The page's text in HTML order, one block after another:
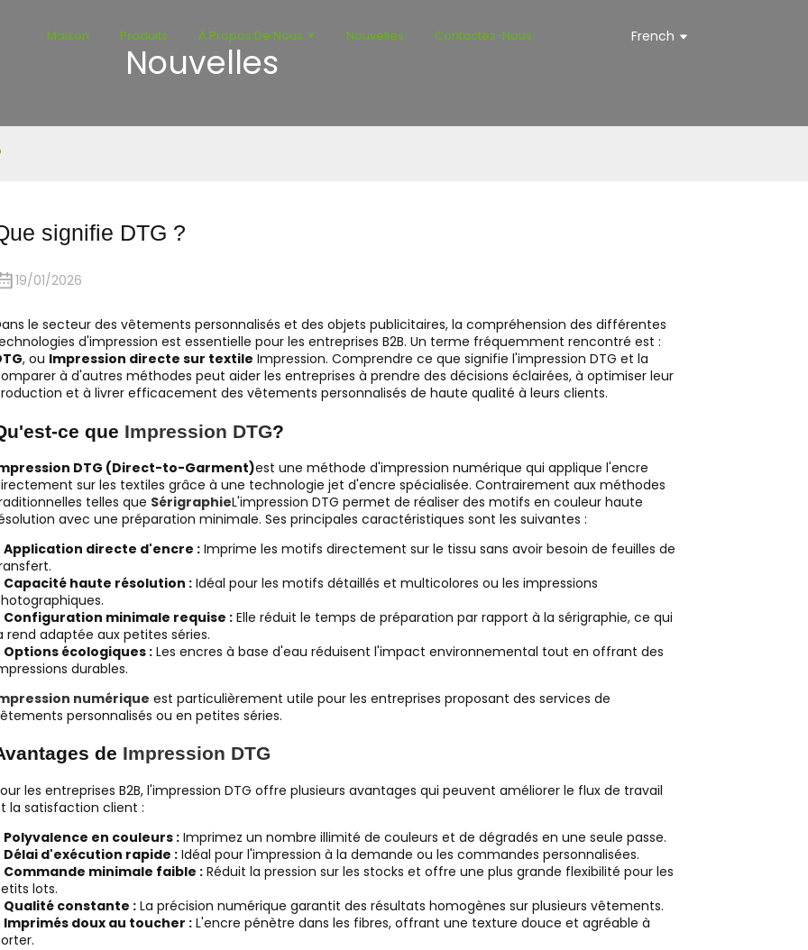
Maison Produits À Propos De Nous Nouvelles Contactez-Nous French
Nouvelles
signifie DTG ?
19/01/2026
le secteur des vêtements personnalisés et des objets publicitaires, la compréhension des différentes
d'impression est essentielle pour les entreprises B2B. Un terme fréquemment rencontré est :
, ou Impression directe sur textile Impression. Comprendre ce que signifie l'impression DTG et la
à d'autres méthodes peut aider les entreprises à prendre des décisions éclairées, à optimiser leur
et à livrer efficacement des vêtements personnalisés de haute qualité à leurs clients.
ce que Impression DTG?
DTG (Direct-to-Garment)est une méthode d'impression numérique qui applique l'encre
sur les textiles grâce à une technologie jet d'encre spécialisée. Contrairement aux méthodes
telles que SérigraphieL'impression DTG permet de réaliser des motifs en couleur haute
avec une préparation minimale. Ses principales caractéristiques sont les suivantes :
Application directe d'encre : Imprime les motifs directement sur le tissu sans avoir besoin de feuilles de
Capacité haute résolution : Idéal pour les motifs détaillés et multicolores ou les impressions
Configuration minimale requise : Elle réduit le temps de préparation par rapport à la sérigraphie, ce qui
rend adaptée aux petites séries.
Options écologiques : Les encres à base d'eau réduisent l'impact environnemental tout en offrant des
durables.
numérique est particulièrement utile pour les entreprises proposant des services de
personnalisés ou en petites séries.
de Impression DTG
les entreprises B2B, l'impression DTG offre plusieurs avantages qui peuvent améliorer le flux de travail
la satisfaction client :
Polyvalence en couleurs : Imprimez un nombre illimité de couleurs et de dégradés en une seule passe.
Délai d'exécution rapide : Idéal pour l'impression à la demande ou les commandes personnalisées.
Commande minimale faible : Réduit la pression sur les stocks et offre une plus grande flexibilité pour les
lots.
Qualité constante : La précision numérique garantit des résultats homogènes sur plusieurs vêtements.
Imprimés doux au toucher : L'encre pénètre dans les fibres, offrant une texture douce et agréable à